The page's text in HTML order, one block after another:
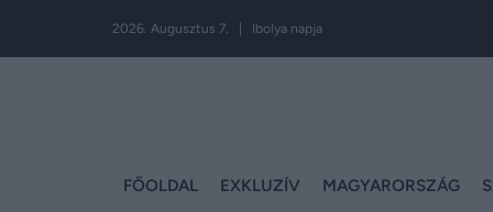
2026. Augusztus 7. | Ibolya napja
FŐOLDAL EXKLUZÍV MAGYARORSZÁG